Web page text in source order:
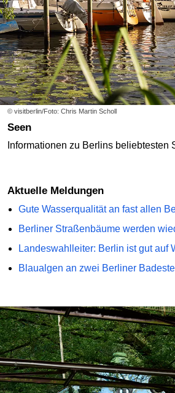
© visitberlin/Foto: Chris Martin Scholl
Seen
Informationen zu Berlins beliebtesten
Aktuelle Meldungen
Gute Wasserqualität an fast allen
Berliner Straßenbäume werden
Landeswahlleiter: Berlin ist gut auf
Blaualgen an zwei Berliner